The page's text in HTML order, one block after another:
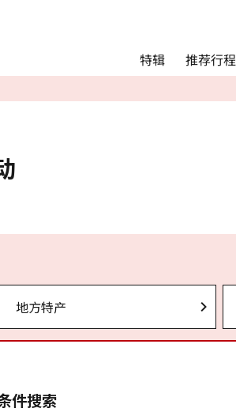
荐行程
光
册
地方特产
件搜索
特辑 推荐行程